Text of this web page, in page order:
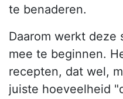
te benaderen.
Daarom werkt deze
mee te beginnen.
recepten, dat wel,
juiste hoeveelheid